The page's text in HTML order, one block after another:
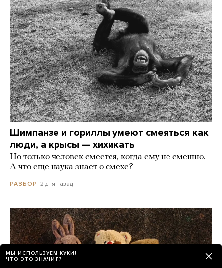
Шимпанзе и гориллы умеют смеяться как
люди, а крысы — хихикать
Но только человек смеется, когда ему не смешно.
А что еще наука знает о смехе?
РАЗБОР 2 дня назад
МЫ ИСПОЛЬЗУЕМ КУКИ!
ЧТО ЭТО ЗНАЧИТ?